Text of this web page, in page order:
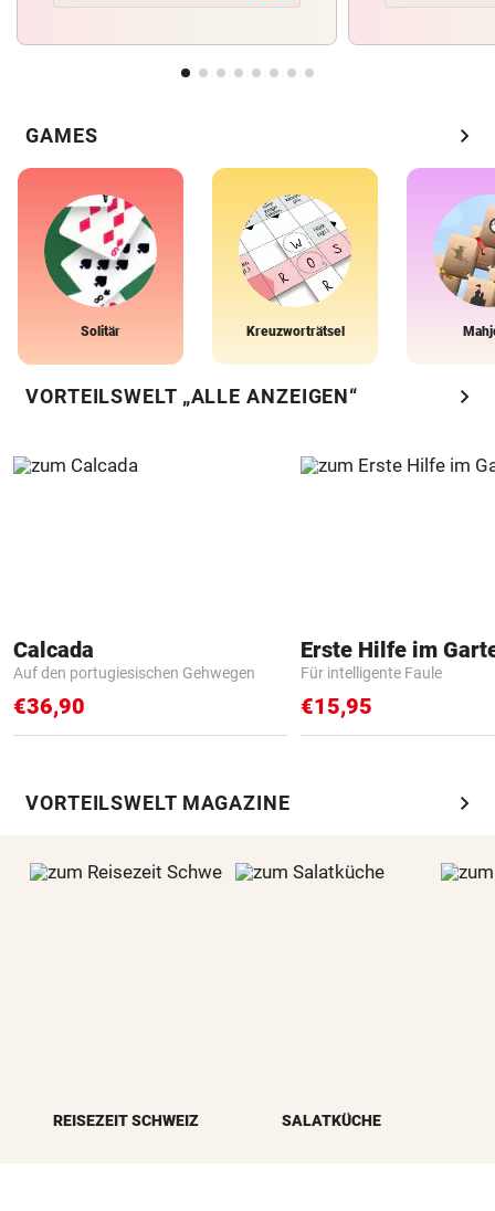
GAMES chevron_right
Solitär Kreuzworträtsel
VORTEILSWELT „ALLE ANZEIGEN“ chevron_right
Calcada
Auf den portugiesischen Gehwegen
€36,90
Erste Hilfe im
Für intelligente Faule
€15,95
VORTEILSWELT MAGAZINE chevron_right
REISEZEIT SCHWEIZ SALATKÜCHE